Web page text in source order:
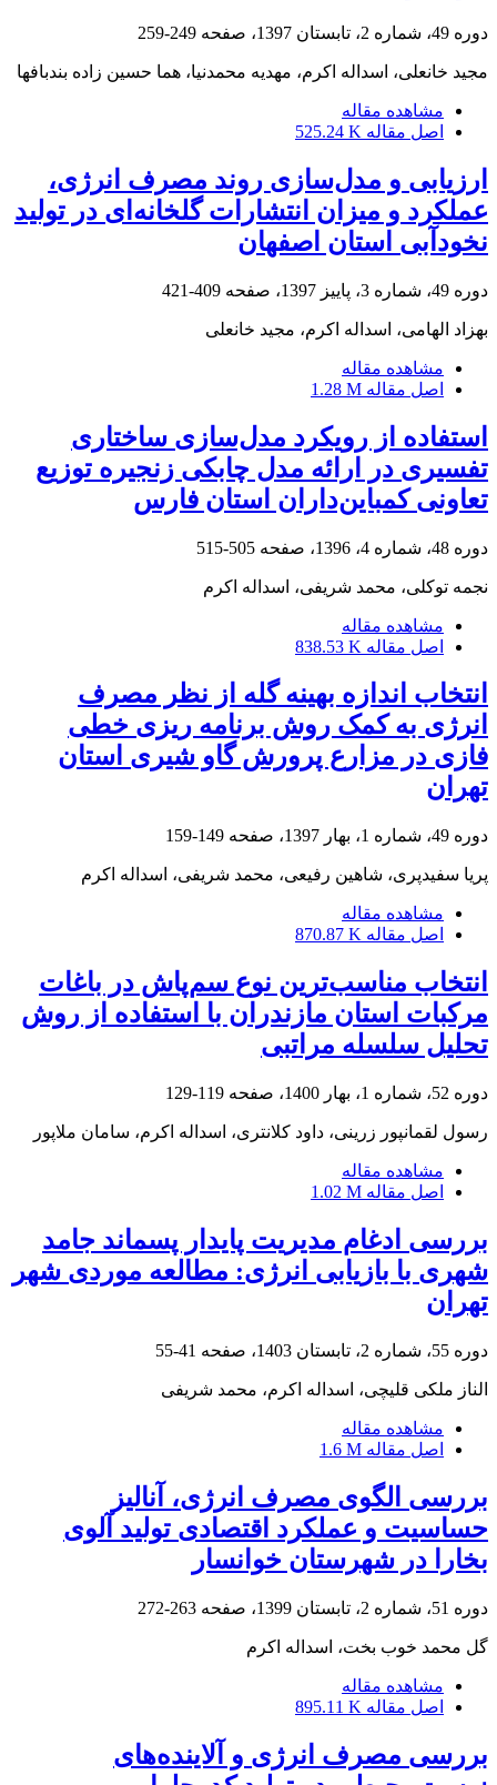
دوره 49، شماره 2، تابستان 1397، صفحه 249-259
مجید خانعلی، اسداله اکرم، مهدیه محمدنیا، هما حسین زاده بندبافها
مشاهده مقاله
اصل مقاله 525.24 K
ارزیابی و مدل‌سازی روند مصرف انرژی،
عملکرد و میزان انتشارات گلخانه‌ای در تولید
نخودآبی استان اصفهان
دوره 49، شماره 3، پاییز 1397، صفحه 409-421
بهزاد الهامی، اسداله اکرم، مجید خانعلی
مشاهده مقاله
اصل مقاله 1.28 M
استفاده از رویکرد مدل‌سازی ساختاری
تفسیری در ارائه مدل چابکی زنجیره توزیع
تعاونی کمباین‌داران استان فارس
دوره 48، شماره 4، 1396، صفحه 505-515
نجمه توکلی، محمد شریفی، اسداله اکرم
مشاهده مقاله
اصل مقاله 838.53 K
انتخاب اندازه بهینه گله از نظر مصرف
انرژی به کمک روش برنامه ریزی خطی
فازی در مزارع پرورش گاو شیری استان
تهران
دوره 49، شماره 1، بهار 1397، صفحه 149-159
پریا سفیدپری، شاهین رفیعی، محمد شریفی، اسداله اکرم
مشاهده مقاله
اصل مقاله 870.87 K
انتخاب مناسب‌ترین نوع سم‌پاش در باغات
مرکبات استان مازندران با استفاده از روش
تحلیل سلسله مراتبی
دوره 52، شماره 1، بهار 1400، صفحه 119-129
رسول لقمانپور زرینی، داود کلانتری، اسداله اکرم، سامان ملاپور
مشاهده مقاله
اصل مقاله 1.02 M
بررسی ادغام مدیریت پایدار پسماند جامد
شهری با بازیابی انرژی: مطالعه موردی شهر
تهران
دوره 55، شماره 2، تابستان 1403، صفحه 41-55
الناز ملکی قلیچی، اسداله اکرم، محمد شریفی
مشاهده مقاله
اصل مقاله 1.6 M
بررسی الگوی مصرف انرژی، آنالیز
حساسیت و عملکرد اقتصادی تولید آلوی
بخارا در شهرستان خوانسار
دوره 51، شماره 2، تابستان 1399، صفحه 263-272
گل محمد خوب بخت، اسداله اکرم
مشاهده مقاله
اصل مقاله 895.11 K
بررسی مصرف انرژی و آلاینده‌های